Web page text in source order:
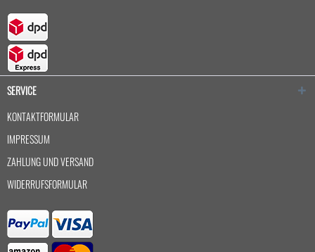
SERVICE
KONTAKTFORMULAR
IMPRESSUM
ZAHLUNG UND VERSAND
WIDERRUFSFORMULAR